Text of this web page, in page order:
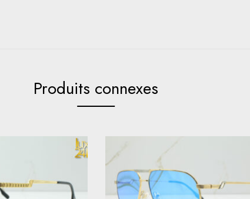
Produits connexes